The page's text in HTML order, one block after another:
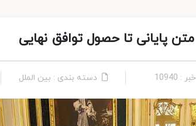
پایانی تا حصول توافق نهایی
: 10940 دسته بندی : بین الملل